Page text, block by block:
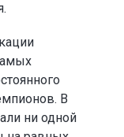
В
ни одной